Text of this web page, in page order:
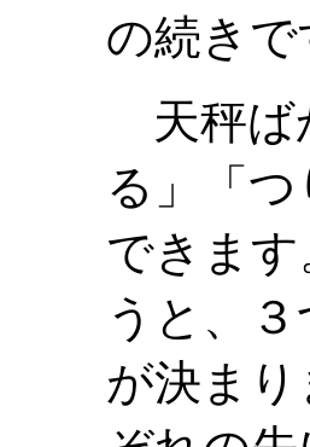
の続きで
天秤ば
る」「
できま
うと、
が決ま